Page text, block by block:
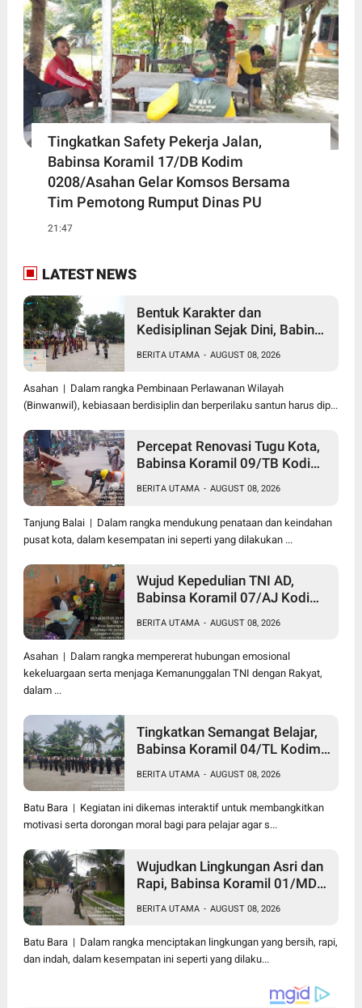
Tingkatkan Safety Pekerja Jalan,
Babinsa Koramil 17/DB Kodim
0208/Asahan Gelar Komsos Bersama
Tim Pemotong Rumput Dinas PU
21:47
LATEST NEWS
Bentuk Karakter dan
Kedisiplinan Sejak Dini, Babinsa
0208/Asahan Beri Pelatihan
PBB dan Etika Bagi Siswa MIN
7 Pertahanan
BERITA UTAMA - AUGUST 08, 2026
Asahan | Dalam rangka Pembinaan Perlawanan Wilayah
(Binwanwil), kebiasaan berdisiplin dan berperilaku santun harus dip...
Percepat Renovasi Tugu Kota,
Babinsa Koramil 09/TB Kodim
dan DLH Tanjungbalai Gelar
Gotong Royong
BERITA UTAMA - AUGUST 08, 2026
Tanjung Balai | Dalam rangka mendukung penataan dan keindahan
pusat kota, dalam kesempatan ini seperti yang dilakukan ...
Wujud Kepedulian TNI AD,
Babinsa Koramil 07/AJ Kodim
Serahkan Bantuan Tali Kasih
Kepada Lansia Usia 97 Tahun
BERITA UTAMA - AUGUST 08, 2026
Asahan | Dalam rangka mempererat hubungan emosional
kekeluargaan serta menjaga Kemanunggalan TNI dengan Rakyat,
dalam ...
Tingkatkan Semangat Belajar,
Babinsa Koramil 04/TL Kodim
Wawasan Kebangsaan bagi
Pelajar SMA & SMK
BERITA UTAMA - AUGUST 08, 2026
Batu Bara | Kegiatan ini dikemas interaktif untuk membangkitkan
motivasi serta dorongan moral bagi para pelajar agar s...
Wujudkan Lingkungan Asri dan
Rapi, Babinsa Koramil 01/MD
Warga Pakam Raya Selatan
Gotong Royong
BERITA UTAMA - AUGUST 08, 2026
Batu Bara | Dalam rangka menciptakan lingkungan yang bersih, rapi,
dan indah, dalam kesempatan ini seperti yang dilaku...